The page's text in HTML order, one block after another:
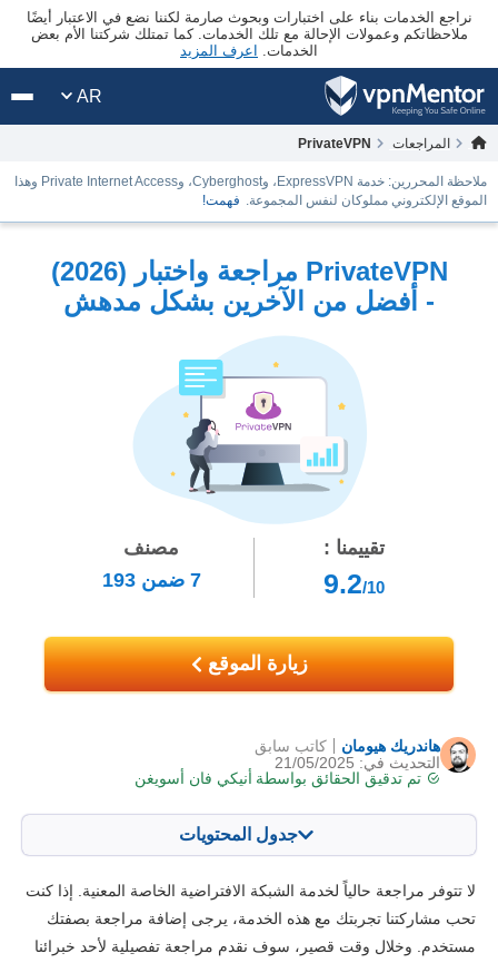
نراجع الخدمات بناء على اختبارات وبحوث صارمة لكننا نضع في الاعتبار أيضًا
ملاحظاتكم وعمولات الإحالة مع تلك الخدمات. كما تمتلك شركتنا الأم بعض
الخدمات. اعرف المزيد
AR
المراجعات PrivateVPN
ملاحظة المحررين: خدمة ExpressVPN، وCyberghost، وPrivate Internet Access وهذا
الموقع الإلكتروني مملوكان لنفس المجموعة. فهمت!
PrivateVPN مراجعة واختبار (2026)
- أفضل من الآخرين بشكل مدهش
تقييمنا :
9.2/10
مصنف
7 ضمن193
زيارة الموقع
هاندريك هيومان
التحديث في: 21/05/2025
تم تدقيق الحقائق بواسطة أنيكي فان أسويغن
كاتب سابق
جدول المحتويات
الخصائص الرئيسية
التثبيت والتطبيقات 8.8
لا تتوفر مراجعة حالياً لخدمة الشبكة الافتراضية الخاصة المعنية. إذا كنت
تحب مشاركتنا تجربتك مع هذه الخدمة، يرجى إضافة مراجعة بصفتك
مستخدم. وخلال وقت قصير، سوف نقدم مراجعة تفصيلية لأحد خبرائنا